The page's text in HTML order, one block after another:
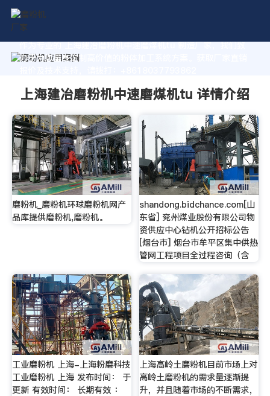
作为专业的 上海建冶磨粉机中速磨煤机tu 制造厂家，我们致
力于为您量身定制高价值的粉体加工系统方案。获取厂家直销
上海建冶磨粉机中速磨煤机tu 详情介绍
磨粉机_磨粉机环球磨粉机网产
品库提供磨粉机,磨粉机。
shandong.bidchance.com[山
东省] 兖州煤业股份有限公司物
资供应中心钻机公开招标公告
[烟台市] 烟台市牟平区集中供热
管网工程项目全过程咨询（含
工业磨粉机 上海-上海粉磨科技
工业磨粉机 上海 发布时间： 于
更新 有效时间： 长期有效 ：
上海高岭土磨粉机目前市场上对
高岭土磨粉机的需求量逐渐提
升，并且随着市场的不断需求，